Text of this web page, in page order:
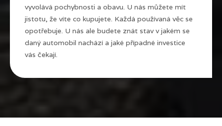
vyvolává pochybnosti a obavu. U nás můžete mít
jistotu, že víte co kupujete. Každá používaná věc se
opotřebuje. U nás ale budete znát stav v jakém se
daný automobil nachází a jaké případné investice
vás čekají.